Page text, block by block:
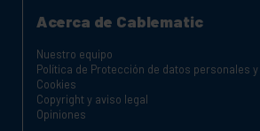
Acerca de Cablematic
Nuestro equipo
Política de Protección de datos personales
Cookies
Copyright y aviso legal
Opiniones